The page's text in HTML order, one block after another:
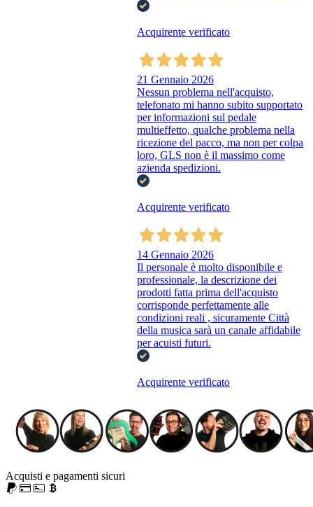
Acquirente verificato
21 Gennaio 2026
Nessun problema nell'acquisto,
telefonato mi hanno subito supportato
per informazioni sul pedale
multieffetto, qualche problema nella
ricezione del pacco, ma non per colpa
loro, GLS non è il massimo come
azienda spedizioni.
Acquirente verificato
14 Gennaio 2026
Il personale è molto disponibile e
professionale, la descrizione dei
prodotti fatta prima dell'acquisto
corrisponde perfettamente alle
condizioni reali , sicuramente Città
della musica sarà un canale affidabile
per acuisti futuri.
Acquirente verificato
Acquisti e pagamenti sicuri